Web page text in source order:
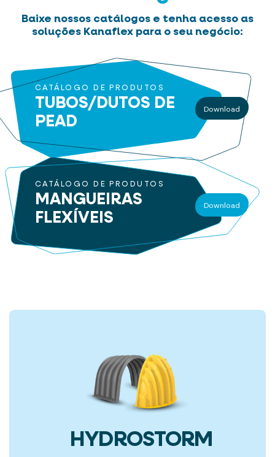
Baixe nossos catálogos e tenha acesso as
soluções Kanaflex para o seu negócio:
CATÁLOGO DE PRODUTOS
TUBOS/DUTOS DE
PEAD
Download
CATÁLOGO DE PRODUTOS
MANGUEIRAS
FLEXÍVEIS
Download
HYDROSTORM